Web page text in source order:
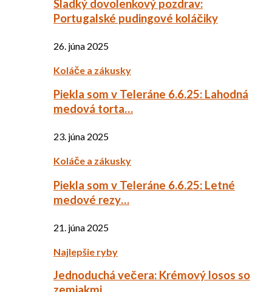
Sladký dovolenkový pozdrav:
Portugalské pudingové koláčiky
26. júna 2025
Koláče a zákusky
Piekla som v Teleráne 6.6.25: Lahodná
medová torta…
23. júna 2025
Koláče a zákusky
Piekla som v Teleráne 6.6.25: Letné
medové rezy…
21. júna 2025
Najlepšie ryby
Jednoduchá večera: Krémový losos so